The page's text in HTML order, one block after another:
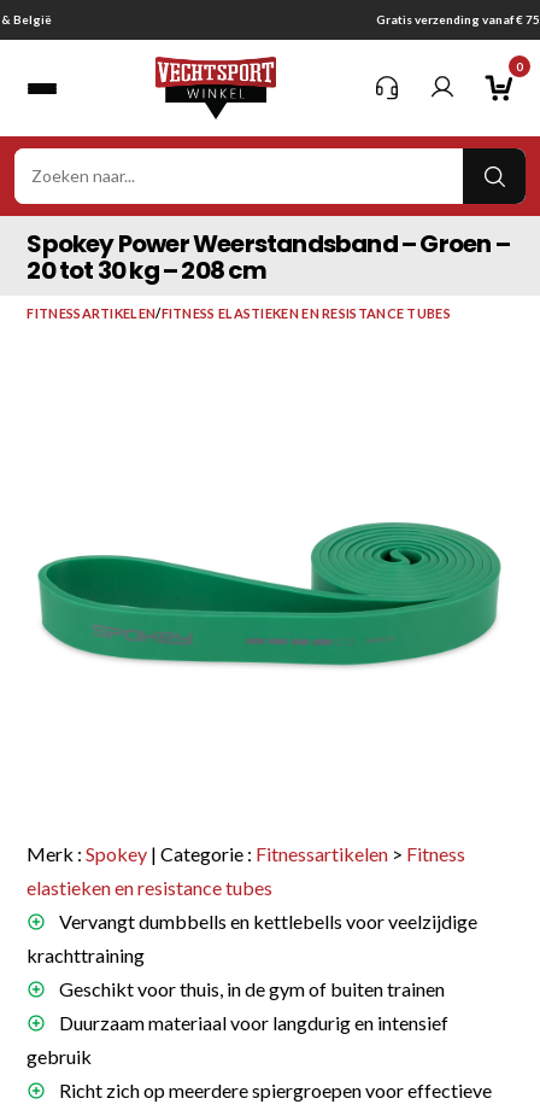
Ga
naar
0
Spokey Power Weerstandsband – Groen –
20 tot 30 kg – 208 cm
FITNESSARTIKELEN/FITNESS ELASTIEKEN EN RESISTANCE TUBES
Merk :Spokey | Categorie : Fitnessartikelen > Fitness
elastieken en resistance tubes
Vervangt dumbbells en kettlebells voor veelzijdige
krachttraining
Geschikt voor thuis, in de gym of buiten trainen
Duurzaam materiaal voor langdurig en intensief
gebruik
Richt zich op meerdere spiergroepen voor effectieve